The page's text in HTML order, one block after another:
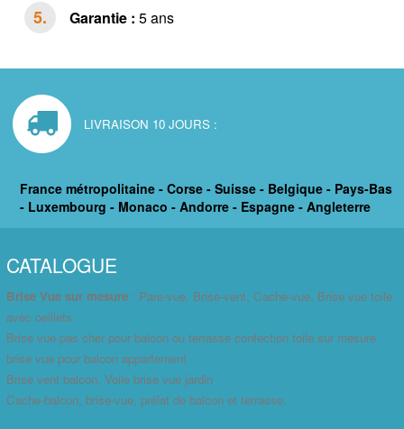
Garantie : 5 ans
LIVRAISON 10 JOURS :
France métropolitaine - Corse - Suisse - Belgique - Pays-Bas
- Luxembourg - Monaco - Andorre - Espagne - Angleterre
CATALOGUE
Brise Vue sur mesure: Pare-vue, Brise-vent, Cache-vue, Brise vue toile
avec oeillets
Brise vue pas cher pour balcon ou terrasse confection toile sur mesure
brise vue pour balcon appartement
Brise vent balcon, Voile brise vue jardin
Cache-balcon, brise-vue, prélat de balcon et terrasse.